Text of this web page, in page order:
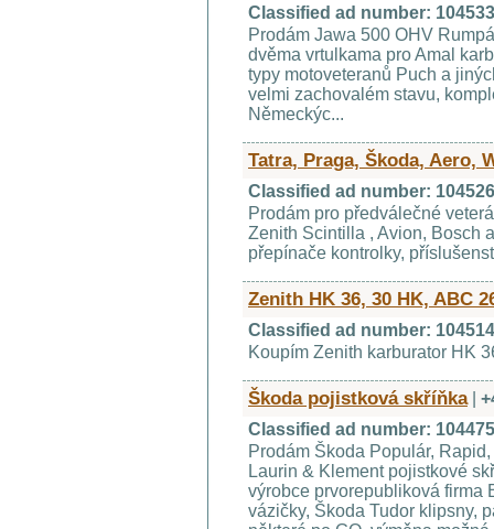
Classified ad number:
Prodám Jawa 500 OHV
dvěma vrtulkama pro Amal
typy motoveteranů Puch a
velmi zachovalém stavu,
Německýc...
Tatra, Praga, Škoda, Aero,
Classified ad number:
Prodám pro předválečné
Zenith Scintilla , Avion, Bosch
přepínače kontrolky,
Zenith HK 36, 30 HK, ABC
Classified ad number:
Koupím Zenith karburator HK
Škoda pojistková skříňka
Classified ad number:
Prodám Škoda Populár,
Laurin & Klement pojistkové
výrobce prvorepubliková firma
vázičky, Škoda Tudor klipsny,